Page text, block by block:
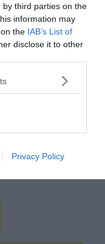
third parties on the
information may
the IAB’s List of
disclose it to other
Privacy Policy